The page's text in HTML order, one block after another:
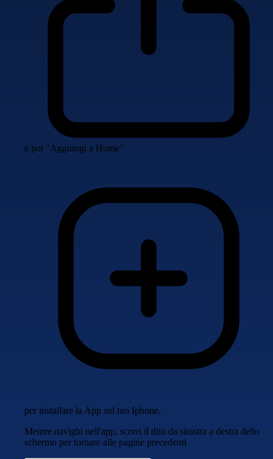
e poi "Aggiungi a Home"
per installare la App sul tuo Iphone.
Mentre navighi nell'app, scorri il dito da sinistra a destra dello
schermo per tornare alle pagine precedenti